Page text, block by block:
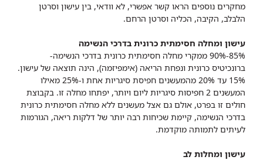
מחקרים נוספים הראו קשר אפשרי, לא וודאי, בין עישון וסרטן
הלבלב, הקיבה, הכליה וסרטן הרחם.
עישון ומחלה חסימתית כרונית בדרכי הנשימה
85%-90% ממקרי מחלה חסימתית כרונית בדרכי הנשימה-
ברונכיטיס כרונית ונפחת הריאה (אימפיזמה), הינה תוצאה של עישון.
15% עד 20% מהמעשנים חפיסת סיגריות אחת ו-25% מאילו
המעשנים 2 חפיסות סיגריות ליום ויותר, יפתחו מחלה זו. בקבוצת
חולים זו בפרט, אולם גם אצל מעשנים ללא מחלה חסימתית כרונית
בדרכי הנשימה, קיימת שכיחות רבה יותר של דלקות ריאה, הגורמות
לעיתים לתמותה מוקדמת.
עישון ומחלות לב